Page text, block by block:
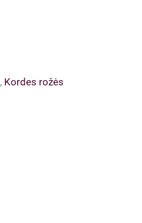
, Kordes rožės